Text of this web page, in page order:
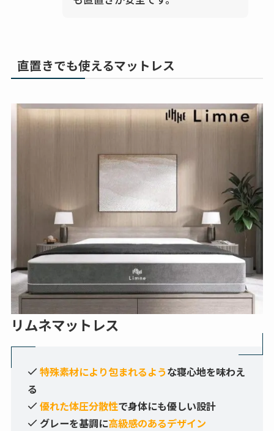
直置きでも使えるマットレス
リムネマットレス
特殊素材により包まれるような寝心地を味わえ
る
優れた体圧分散性で身体にも優しい設計
グレーを基調に高級感のあるデザイン